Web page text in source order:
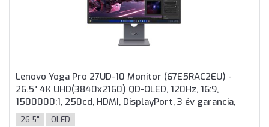
Lenovo Yoga Pro 27UD-10 Monitor (67E5RAC2EU) -
26.5" 4K UHD(3840x2160) QD-OLED, 120Hz, 16:9,
1500000:1, 250cd, HDMI, DisplayPort, 3 év garancia,
Fekete színben
26.5" OLED